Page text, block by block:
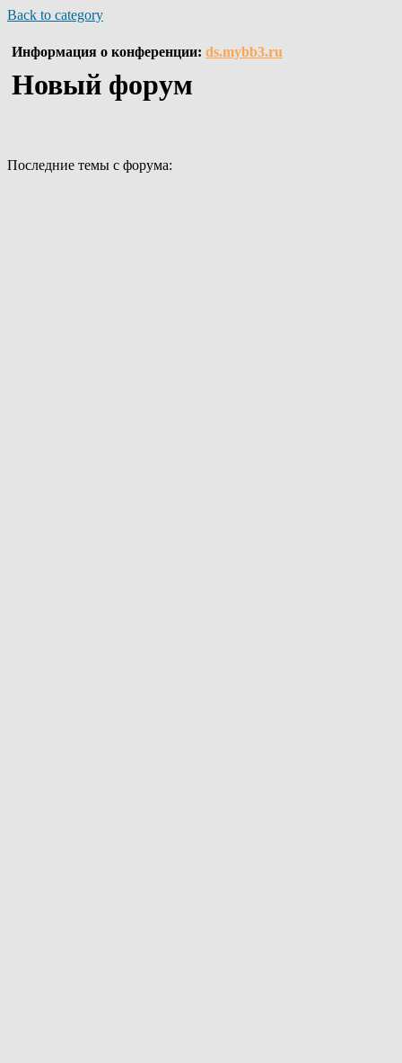
Back to category
Информация о конференции: ds.mybb3.ru
Новый форум
Последние темы с форума: